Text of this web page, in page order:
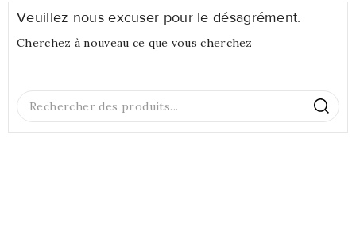
Veuillez nous excuser pour le désagrément.
Cherchez à nouveau ce que vous cherchez